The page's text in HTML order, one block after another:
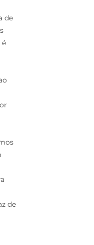
de
é
de